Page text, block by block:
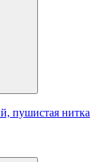
пушистая нитка